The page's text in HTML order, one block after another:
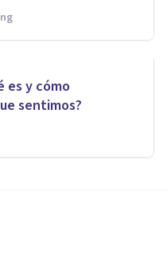
es y cómo
sentimos?